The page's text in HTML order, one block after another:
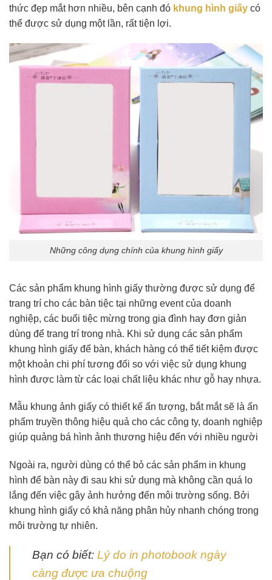
thức đẹp mắt hơn nhiều, bên cạnh đó khung hình giấy có
thể được sử dụng một lần, rất tiện lợi.
Những công dụng chính của khung hình giấy
Các sản phẩm khung hình giấy thường được sử dụng để
trang trí cho các bàn tiệc tại những event của doanh
nghiệp, các buổi tiệc mừng trong gia đình hay đơn giản
dùng để trang trí trong nhà. Khi sử dụng các sản phẩm
khung hình giấy để bàn, khách hàng có thể tiết kiệm được
một khoản chi phí tương đối so với việc sử dụng khung
hình được làm từ các loại chất liệu khác như gỗ hay nhựa.
Mẫu khung ảnh giấy có thiết kế ấn tượng, bắt mắt sẽ là ấn
phẩm truyền thông hiệu quả cho các công ty, doanh nghiệp
giúp quảng bá hình ảnh thương hiệu đến với nhiều người
Ngoài ra, người dùng có thể bỏ các sản phẩm in khung
hình để bàn này đi sau khi sử dụng mà không cần quá lo
lắng đến việc gây ảnh hưởng đến môi trường sống. Bởi
khung hình giấy có khả năng phân hủy nhanh chóng trong
môi trường tự nhiên.
Bạn có biết: Lý do in photobook ngày
càng được ưa chuộng